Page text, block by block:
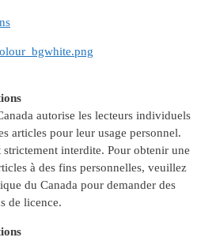
autorise les lecteurs individuels
articles pour leur usage personnel.
strictement interdite. Pour obtenir une
à des fins personnelles, veuillez
du Canada pour demander des
de licence.